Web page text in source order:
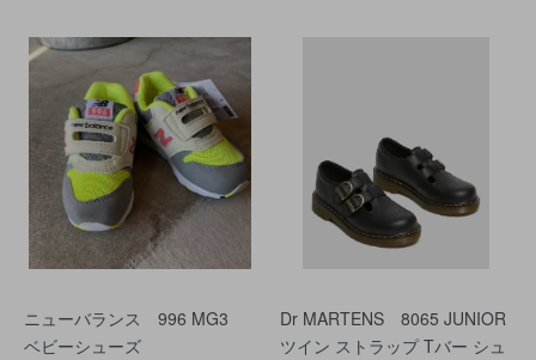
ニューバランス 996 MG3
ベビーシューズ
Dr MARTENS 8065 JUNIOR
ツイン ストラップ Tバー シュ